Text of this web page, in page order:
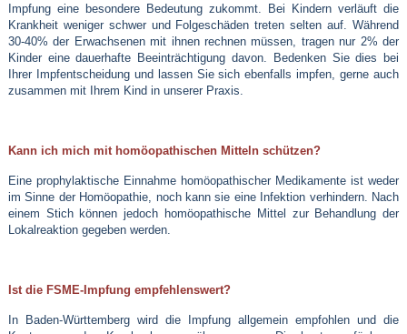
Impfung eine besondere Bedeutung zukommt. Bei Kindern verläuft die
Krankheit weniger schwer und Folgeschäden treten selten auf. Während
30-40% der Erwachsenen mit ihnen rechnen müssen, tragen nur 2% der
Kinder eine dauerhafte Beeinträchtigung davon. Bedenken Sie dies bei
Ihrer Impfentscheidung und lassen Sie sich ebenfalls impfen, gerne auch
zusammen mit Ihrem Kind in unserer Praxis.
Kann ich mich mit homöopathischen Mitteln schützen?
Eine prophylaktische Einnahme homöopathischer Medikamente ist weder
im Sinne der Homöopathie, noch kann sie eine Infektion verhindern. Nach
einem Stich können jedoch homöopathische Mittel zur Behandlung der
Lokalreaktion gegeben werden.
Ist die FSME-Impfung empfehlenswert?
In Baden-Württemberg wird die Impfung allgemein empfohlen und die